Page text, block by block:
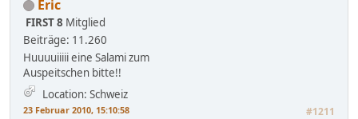
Eric
FIRST 8 Mitglied
Beiträge: 11.260
Huuuuiiiii eine Salami zum
Auspeitschen bitte!!
Location: Schweiz
23 Februar 2010, 15:10:58 #1211